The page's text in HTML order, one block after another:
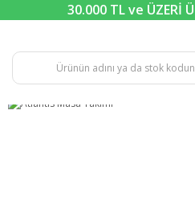
30.000 TL ve ÜZERİ